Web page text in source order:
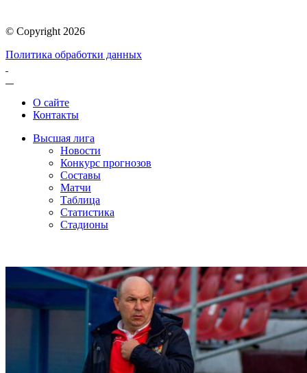
© Copyright 2026
Политика обработки данных
О сайте
Контакты
Высшая лига
Новости
Конкурс прогнозов
Составы
Матчи
Таблица
Статистика
Стадионы